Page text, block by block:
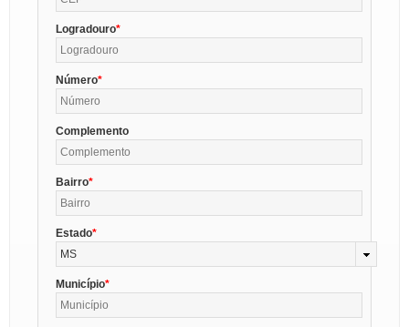
Logradouro
Número
Complemento
Bairro
Estado
MS
Município